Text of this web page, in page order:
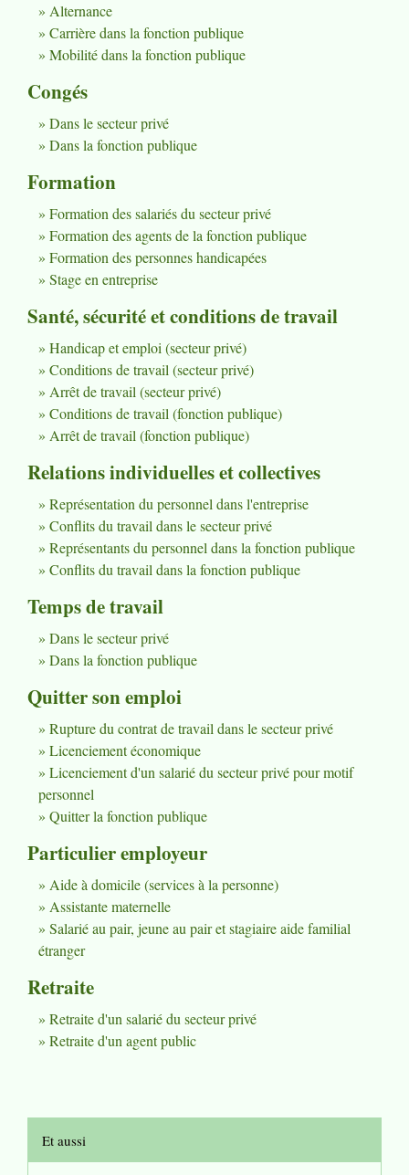
Alternance
Carrière dans la fonction publique
Mobilité dans la fonction publique
Congés
Dans le secteur privé
Dans la fonction publique
Formation
Formation des salariés du secteur privé
Formation des agents de la fonction publique
Formation des personnes handicapées
Stage en entreprise
Santé, sécurité et conditions de travail
Handicap et emploi (secteur privé)
Conditions de travail (secteur privé)
Arrêt de travail (secteur privé)
Conditions de travail (fonction publique)
Arrêt de travail (fonction publique)
Relations individuelles et collectives
Représentation du personnel dans l'entreprise
Conflits du travail dans le secteur privé
Représentants du personnel dans la fonction publique
Conflits du travail dans la fonction publique
Temps de travail
Dans le secteur privé
Dans la fonction publique
Quitter son emploi
Rupture du contrat de travail dans le secteur privé
Licenciement économique
Licenciement d'un salarié du secteur privé pour motif
personnel
Quitter la fonction publique
Particulier employeur
Aide à domicile (services à la personne)
Assistante maternelle
Salarié au pair, jeune au pair et stagiaire aide familial
étranger
Retraite
Retraite d'un salarié du secteur privé
Retraite d'un agent public
Et aussi